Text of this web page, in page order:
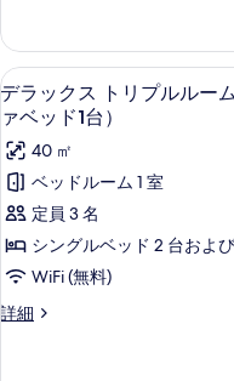
ソ
フ
ァ
ベ
ッ
ド
1
台）
の
2
台
＋
ソ
フ
ァ
ベ
ッ
ド
の
詳
細
ー
ム
シ
ン
グ
ル
ベ
ッ
ド
2
ス
ツ
イ
ン
ル
ー
ム
シ
ン
グ
ベ
ッ
ド
デ
ラ
ッ
ク
ス
ト
リ
プ
4
デラックス トリプルルー
ァベッド1台）
40 ㎡
ベッドルーム 1 室
定員 3 名
シングルベッド 2 台およ
WiFi (無料)
詳細
デ